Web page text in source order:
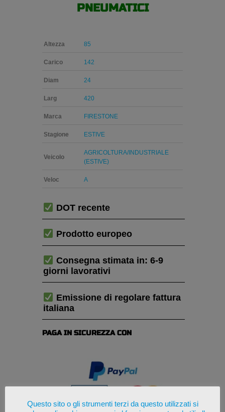
PNEUMATICI
Altezza 85
Carico 142
Diam 24
Larg 420
Marca FIRESTONE
Stagione ESTIVE
Veicolo
AGRICOLTURA/INDUSTRIALE
(ESTIVE)
Veloc A
DOT recente
Prodotto europeo
Consegna stimata in: 6-9
giorni lavorativi
Emissione di regolare fattura
italiana
PAGA IN SICUREZZA CON
Questo sito o gli strumenti terzi da questo utilizzati si